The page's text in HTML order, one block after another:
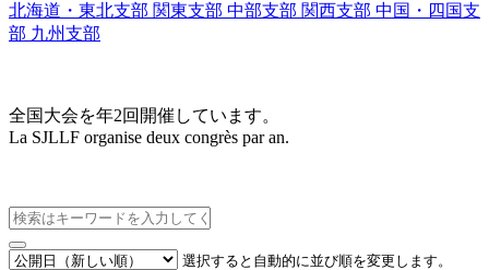
北海道・東北支部 関東支部 中部支部 関西支部 中国・四国支
部 九州支部
全国大会を年2回開催しています。
La SJLLF organise deux congrès par an.
選択すると自動的に並び順を変更します。